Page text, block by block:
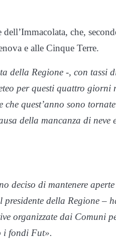
che,
e alle Cinque Terre.
della Regione -, con tassi
per questi quattro giorni
quest’anno sono
della mancanza di neve e
deciso di mantenere
della Regione –
organizzate dai Comuni
i fondi Fut».